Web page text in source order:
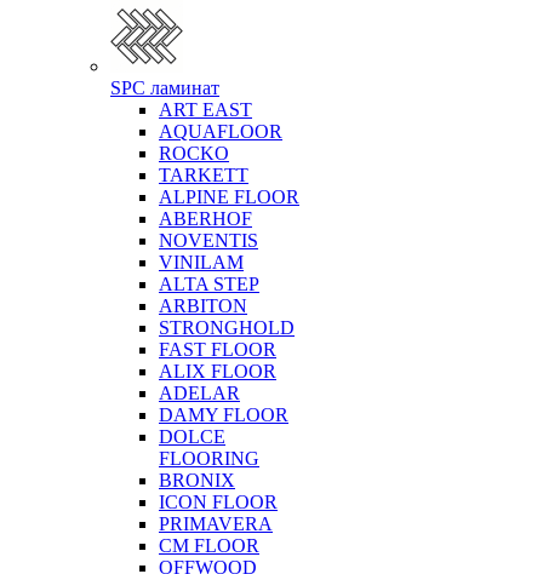
SPC ламинат
ART EAST
AQUAFLOOR
ROCKO
TARKETT
ALPINE FLOOR
ABERHOF
NOVENTIS
VINILAM
ALTA STEP
ARBITON
STRONGHOLD
FAST FLOOR
ALIX FLOOR
ADELAR
DAMY FLOOR
DOLCE
FLOORING
BRONIX
ICON FLOOR
PRIMAVERA
CM FLOOR
OFFWOOD